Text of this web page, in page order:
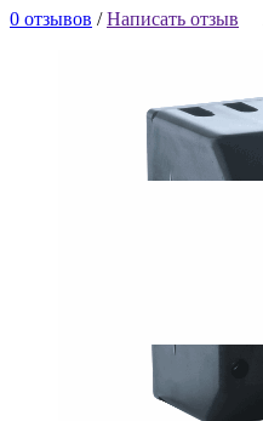
0 отзывов /Написать отзыв